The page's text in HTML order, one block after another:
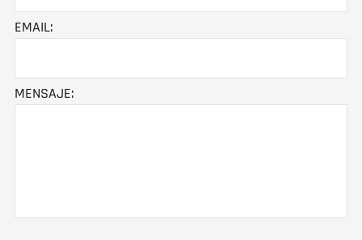
EMAIL:
MENSAJE: